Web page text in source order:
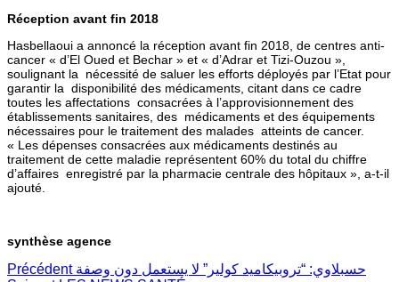
Réception avant fin 2018
Hasbellaoui a annoncé la réception avant fin 2018, de centres anti-
cancer « d’El Oued et Bechar » et « d’Adrar et Tizi-Ouzou »,
soulignant la nécessité de saluer les efforts déployés par l’Etat pour
garantir la disponibilité des médicaments, citant dans ce cadre
toutes les affectations consacrées à l’approvisionnement des
établissements sanitaires, des médicaments et des équipements
nécessaires pour le traitement des malades atteints de cancer.
« Les dépenses consacrées aux médicaments destinés au
traitement de cette maladie représentent 60% du total du chiffre
d’affaires enregistré par la pharmacie centrale des hôpitaux », a-t-il
ajouté.
synthèse agence
Précédent حسبلاوي: “تروبيكاميد كولير” لا يستعمل دون وصفة